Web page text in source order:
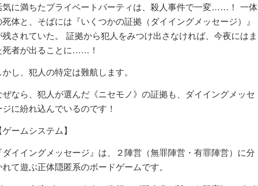
気に満ちたプライベートパーティは、殺人事件で一変……！ 一体
死体と、そばには『いくつかの証拠（ダイイングメッセージ）』
残されていた。 証拠から犯人をみつけ出さなければ、今夜にはま
死者が出ることに……！
かし、犯人の特定は難航します。
ぜなら、犯人が選んだ《ニセモノ》の証拠も、ダイイングメッセ
ジに紛れ込んでいるのです！
ゲームシステム】
ダイイングメッセージ』は、２陣営（無罪陣営・有罪陣営）に分
れて遊ぶ正体隠匿系のボードゲームです。